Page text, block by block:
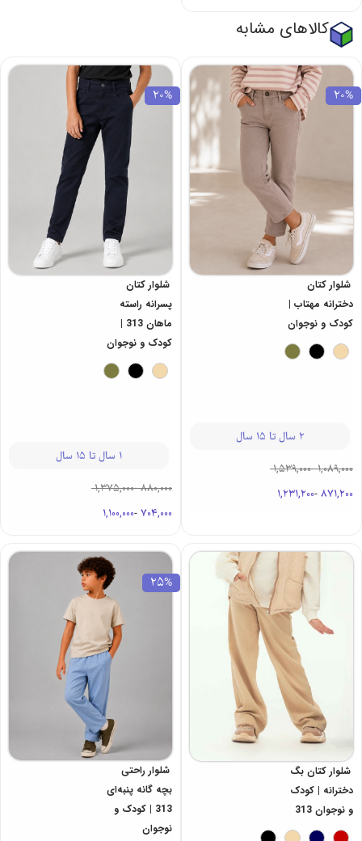
کالاهای مشابه
20%
شلوار کتان
دخترانه مهتاب |
کودک و نوجوان
2 سال تا 15 سال
1,089,000
-
1,539,000
871,200
-
1,231,200
20%
شلوار کتان
پسرانه راسته
ماهان 313 |
کودک و نوجوان
1 سال تا 15 سال
880,000
-
1,375,000
704,000
-
1,100,000
شلوار کتان بگ
دخترانه | کودک
و نوجوان 313
25%
شلوار راحتی
بچه گانه پنبه‌ای
313 | کودک و
نوجوان